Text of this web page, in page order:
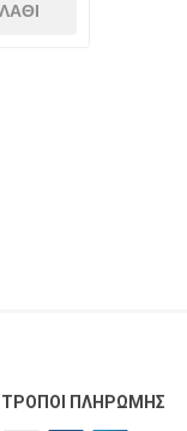
ΤΡΌΠΟΙ ΠΛΗΡΩΜΉΣ